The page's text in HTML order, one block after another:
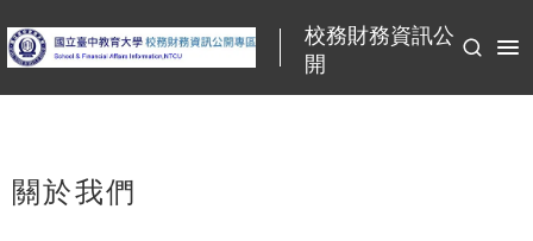
校務財務資訊公
開
播放
關於我們